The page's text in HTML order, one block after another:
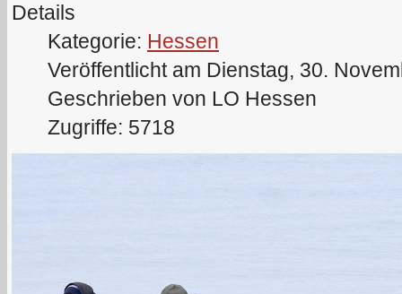
Details
Kategorie: Hessen
Veröffentlicht am Dienstag, 30.
Geschrieben von LO Hessen
Zugriffe: 5718